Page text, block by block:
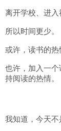
离开学校、进入
所以时间更少。
或许，读书的热
也许，加入一
持阅读的热情。
我知道，今天不